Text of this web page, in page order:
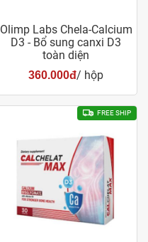
Olimp Labs Chela-Calcium
D3 - Bổ sung canxi D3
toàn diện
360.000đ/ hộp
FREE SHIP